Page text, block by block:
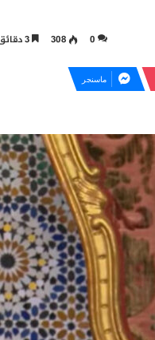
0
308
ماسنجر